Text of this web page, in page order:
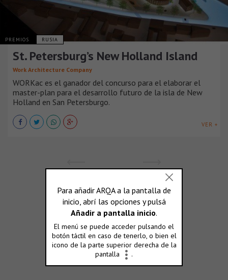
PREMIOS RUSIA
St. Petersburg’s New Holland Island
Work Architecture Company
WORKac es el ganador del concurso para el elaborar el
master-plan para el desarrollo futuro de la isla de New
Holland en San Petersburgo.
VER +